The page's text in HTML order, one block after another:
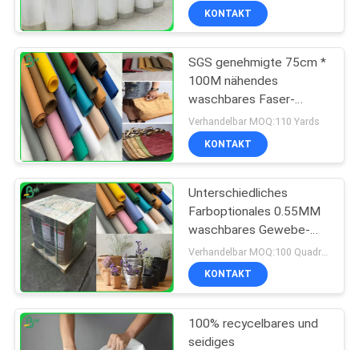
KONTAKT
SGS genehmigte 75cm *
100M nähendes
waschbares Faser-
Papier mit 0.3mm
0.55mm 0.8mm
Verhandelbar MOQ:110 Yards
KONTAKT
Unterschiedliches
Farboptionales 0.55MM
waschbares Gewebe-
materielle Rolle für die
Herstellung von Taschen
KONTAKT
100% recycelbares und
seidiges